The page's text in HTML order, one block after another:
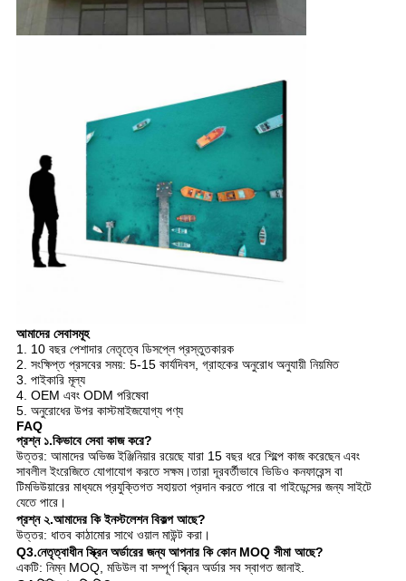
আমাদের সেবাসমূহ
1. 10 বছর পেশাদার নেতৃত্বে ডিসপ্লে প্রস্তুতকারক
2. সংক্ষিপ্ত প্রসবের সময়: 5-15 কার্যদিবস, গ্রাহকের অনুরোধ অনুযায়ী নিয়মিত
3. পাইকারি মূল্য
4. OEM এবং ODM পরিষেবা
5. অনুরোধের উপর কাস্টমাইজযোগ্য পণ্য
FAQ
প্রশ্ন ১.কিভাবে সেবা কাজ করে?
উত্তর: আমাদের অভিজ্ঞ ইঞ্জিনিয়ার রয়েছে যারা 15 বছর ধরে শিল্পে কাজ করেছেন এবং
সাবলীল ইংরেজিতে যোগাযোগ করতে সক্ষম।তারা দূরবর্তীভাবে ভিডিও কনফারেন্স বা
টিমভিউয়ারের মাধ্যমে প্রযুক্তিগত সহায়তা প্রদান করতে পারে বা গাইডেন্সের জন্য সাইটে
যেতে পারে।
প্রশ্ন ২.আমাদের কি ইনস্টলেশন বিকল্প আছে?
উত্তর: ধাতব কাঠামোর সাথে ওয়াল মাউন্ট করা।
Q3.নেতৃত্বাধীন স্ক্রিন অর্ডারের জন্য আপনার কি কোন MOQ সীমা আছে?
একটি: নিম্ন MOQ, মডিউল বা সম্পূর্ণ স্ক্রিন অর্ডার সব স্বাগত জানাই.